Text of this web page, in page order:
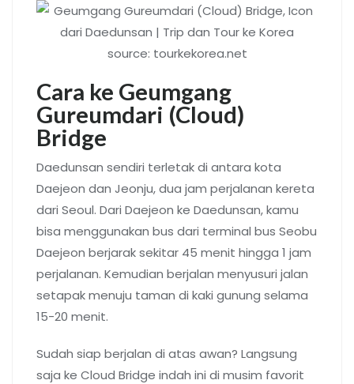
source: tourkekorea.net
Cara ke Geumgang
Gureumdari (Cloud)
Bridge
Daedunsan sendiri terletak di antara kota
Daejeon dan Jeonju, dua jam perjalanan kereta
dari Seoul. Dari Daejeon ke Daedunsan, kamu
bisa menggunakan bus dari terminal bus Seobu
Daejeon berjarak sekitar 45 menit hingga 1 jam
perjalanan. Kemudian berjalan menyusuri jalan
setapak menuju taman di kaki gunung selama
15-20 menit.
Sudah siap berjalan di atas awan? Langsung
saja ke Cloud Bridge indah ini di musim favorit